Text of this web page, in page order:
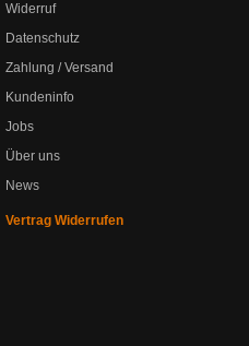
Widerruf
Datenschutz
Zahlung / Versand
Kundeninfo
Jobs
Über uns
News
Vertrag Widerrufen